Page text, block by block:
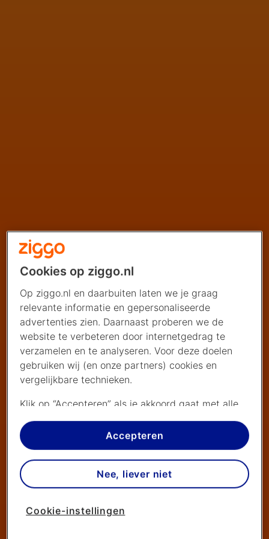
Cookies op ziggo.nl
Op ziggo.nl en daarbuiten laten we je graag
relevante informatie en gepersonaliseerde
advertenties zien. Daarnaast proberen we de
website te verbeteren door internetgedrag te
verzamelen en te analyseren. Voor deze doelen
gebruiken wij (en onze partners) cookies en
vergelijkbare technieken.
Klik op “Accepteren” als je akkoord gaat met alle
cookies. Kies je voor “Nee, liever niet”, dan
plaatsen we alleen strikt noodzakelijke cookies om
de website goed te laten werken. Dat betekent
dat we geen vormen van personalisatie
toepassen.
cookies worden geplaatst. Je kan je keuze altijd
Accepteren
Nee, liever niet
Cookie-instellingen